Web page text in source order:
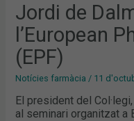
Jordi de
l’European
(EPF)
Notícies farmàcia / 11
El president del
al seminari organitzat a